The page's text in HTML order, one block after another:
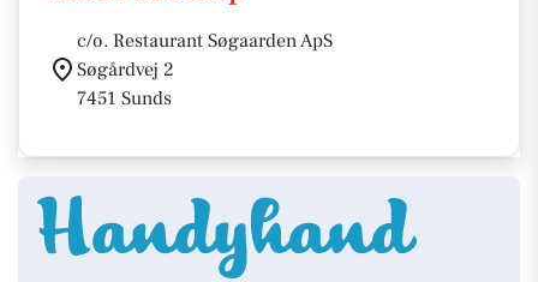
c/o. Restaurant Søgaarden ApS
Søgårdvej 2
7451 Sunds